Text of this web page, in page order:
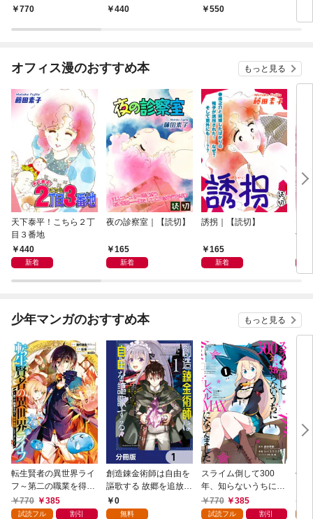
770 440 ン！！
550
オフィス漫のおすすめ本 もっと見る
天下泰平！こちら２丁
目３番地
440
新着
夜の診察室｜【読切】
165
新着
誘拐｜【読切】
165
新着
切】
少年マンガのおすすめ本 もっと見る
転生賢者の異世界ライ
フ～第二の職業を得
て、世界最強になりま
した～ 1巻
770 385
試読フル 割引
創造錬金術師は自由を
謳歌する 故郷を追放さ
れたら、魔王のお膝元
で超絶効果のマジック
0
無料
スライム倒して300
年、知らないうちにレ
ベルMAXになってまし
た 1巻
770 385
試読フル 割引
信